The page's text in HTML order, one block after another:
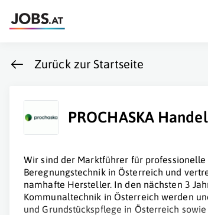
Zurück zur Startseite
PROCHASKA
Wir sind der Marktführer für professionelle
Beregnungstechnik in Österreich und
namhafte Hersteller. In den nächsten 3
Kommunaltechnik in Österreich werden
und Grundstückspflege in Österreich